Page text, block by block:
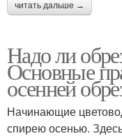
читать дальше →
Надо ли
Основные
осенней
Начинающие
спирею осенью.